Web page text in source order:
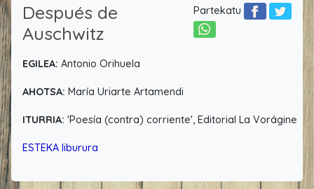
Partekatu
Después de
Auschwitz
EGILEA: Antonio Orihuela
AHOTSA: María Uriarte Artamendi
ITURRIA: 'Poesía (contra) corriente', Editorial La Vorágine
ESTEKA liburura